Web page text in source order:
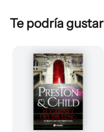
Te podría gustar